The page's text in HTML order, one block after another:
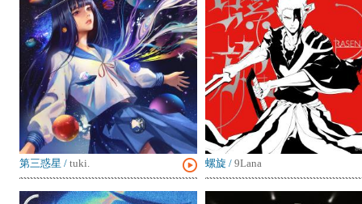
第三惑星 / tuki. 螺旋 / 9Lana